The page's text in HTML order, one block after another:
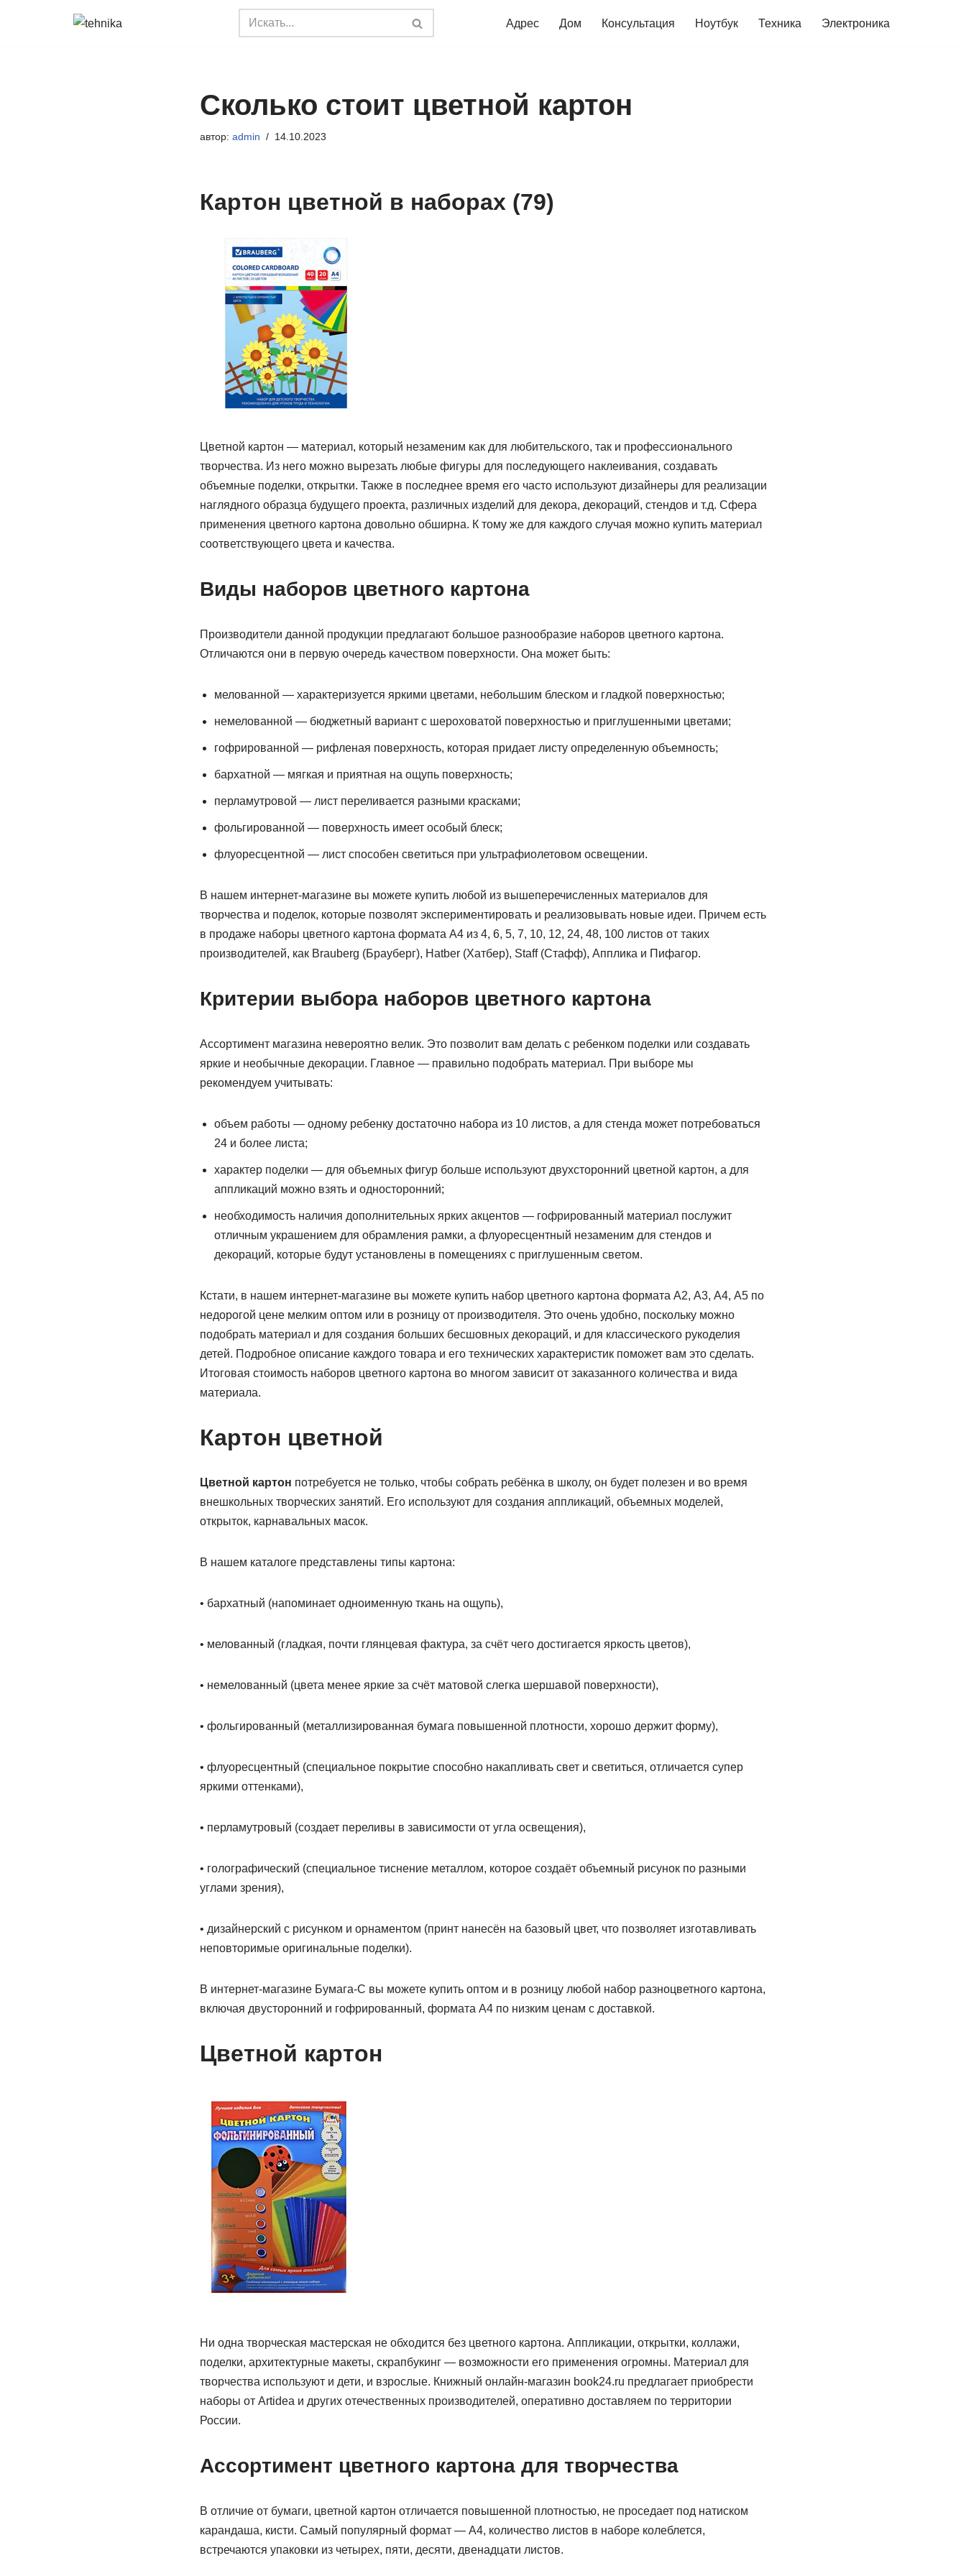
Адрес Дом Консультация Ноутбук Техника Электроника
Сколько стоит цветной картон
автор: admin 14.10.2023
Картон цветной в наборах (79)
Цветной картон — материал, который незаменим как для любительского, так и профессионального
творчества. Из него можно вырезать любые фигуры для последующего наклеивания, создавать
объемные поделки, открытки. Также в последнее время его часто используют дизайнеры для реализации
наглядного образца будущего проекта, различных изделий для декора, декораций, стендов и т.д. Сфера
применения цветного картона довольно обширна. К тому же для каждого случая можно купить материал
соответствующего цвета и качества.
Виды наборов цветного картона
Производители данной продукции предлагают большое разнообразие наборов цветного картона.
Отличаются они в первую очередь качеством поверхности. Она может быть:
мелованной — характеризуется яркими цветами, небольшим блеском и гладкой поверхностью;
немелованной — бюджетный вариант с шероховатой поверхностью и приглушенными цветами;
гофрированной — рифленая поверхность, которая придает листу определенную объемность;
бархатной — мягкая и приятная на ощупь поверхность;
перламутровой — лист переливается разными красками;
фольгированной — поверхность имеет особый блеск;
флуоресцентной — лист способен светиться при ультрафиолетовом освещении.
В нашем интернет-магазине вы можете купить любой из вышеперечисленных материалов для
творчества и поделок, которые позволят экспериментировать и реализовывать новые идеи. Причем есть
в продаже наборы цветного картона формата А4 из 4, 6, 5, 7, 10, 12, 24, 48, 100 листов от таких
производителей, как Brauberg (Брауберг), Hatber (Хатбер), Staff (Стафф), Апплика и Пифагор.
Критерии выбора наборов цветного картона
Ассортимент магазина невероятно велик. Это позволит вам делать с ребенком поделки или создавать
яркие и необычные декорации. Главное — правильно подобрать материал. При выборе мы
рекомендуем учитывать:
объем работы — одному ребенку достаточно набора из 10 листов, а для стенда может потребоваться
24 и более листа;
характер поделки — для объемных фигур больше используют двухсторонний цветной картон, а для
аппликаций можно взять и односторонний;
необходимость наличия дополнительных ярких акцентов — гофрированный материал послужит
отличным украшением для обрамления рамки, а флуоресцентный незаменим для стендов и
декораций, которые будут установлены в помещениях с приглушенным светом.
Кстати, в нашем интернет-магазине вы можете купить набор цветного картона формата А2, А3, А4, А5 по
недорогой цене мелким оптом или в розницу от производителя. Это очень удобно, поскольку можно
подобрать материал и для создания больших бесшовных декораций, и для классического рукоделия
детей. Подробное описание каждого товара и его технических характеристик поможет вам это сделать.
Итоговая стоимость наборов цветного картона во многом зависит от заказанного количества и вида
материала.
Картон цветной
Цветной картон потребуется не только, чтобы собрать ребёнка в школу, он будет полезен и во время
внешкольных творческих занятий. Его используют для создания аппликаций, объемных моделей,
открыток, карнавальных масок.
В нашем каталоге представлены типы картона:
• бархатный (напоминает одноименную ткань на ощупь),
• мелованный (гладкая, почти глянцевая фактура, за счёт чего достигается яркость цветов),
• немелованный (цвета менее яркие за счёт матовой слегка шершавой поверхности),
• фольгированный (металлизированная бумага повышенной плотности, хорошо держит форму),
• флуоресцентный (специальное покрытие способно накапливать свет и светиться, отличается супер
яркими оттенками),
• перламутровый (создает переливы в зависимости от угла освещения),
• голографический (специальное тиснение металлом, которое создаёт объемный рисунок по разными
углами зрения),
• дизайнерский с рисунком и орнаментом (принт нанесён на базовый цвет, что позволяет изготавливать
неповторимые оригинальные поделки).
В интернет-магазине Бумага-С вы можете купить оптом и в розницу любой набор разноцветного картона,
включая двусторонний и гофрированный, формата А4 по низким ценам с доставкой.
Цветной картон
Ни одна творческая мастерская не обходится без цветного картона. Аппликации, открытки, коллажи,
поделки, архитектурные макеты, скрапбукинг — возможности его применения огромны. Материал для
творчества используют и дети, и взрослые. Книжный онлайн-магазин book24.ru предлагает приобрести
наборы от Artidea и других отечественных производителей, оперативно доставляем по территории
России.
Ассортимент цветного картона для творчества
В отличие от бумаги, цветной картон отличается повышенной плотностью, не проседает под натиском
карандаша, кисти. Самый популярный формат — А4, количество листов в наборе колеблется,
встречаются упаковки из четырех, пяти, десяти, двенадцати листов.